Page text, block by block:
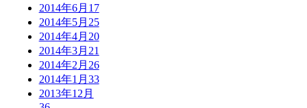
2014年6月 17
2014年5月 25
2014年4月 20
2014年3月 21
2014年2月 26
2014年1月 33
2013年12月